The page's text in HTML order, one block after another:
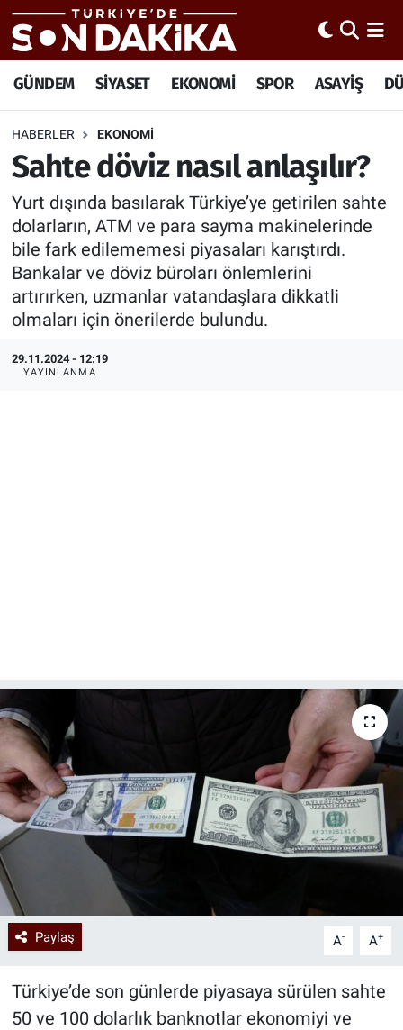
GÜNDEM SİYASET EKONOMİ SPOR ASAYİŞ
HABERLER EKONOMİ
Sahte döviz nasıl anlaşılır?
Yurt dışında basılarak Türkiye’ye getirilen sahte
dolarların, ATM ve para sayma makinelerinde
bile fark edilememesi piyasaları karıştırdı.
Bankalar ve döviz büroları önlemlerini
artırırken, uzmanlar vatandaşlara dikkatli
olmaları için önerilerde bulundu.
29.11.2024 - 12:19
YAYINLANMA
Paylaş A- A+
Türkiye’de son günlerde piyasaya sürülen sahte
50 ve 100 dolarlık banknotlar ekonomiyi ve
Trafik Durumu
Süper Lig Puan Durumu ve Fikstür
Tüm Manşetler
Son Dakika Haberleri
Haber Arşivi